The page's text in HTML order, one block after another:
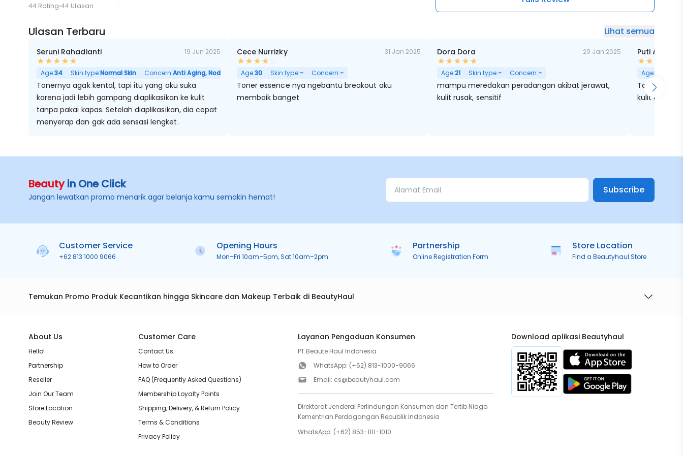
44 Rating 44 Ulasan
Ulasan Terbaru Lihat semua
Seruni Rahadianti 19 Jun 2025
Age:34 Skin type:Normal Skin Concern:Anti Aging, Noda Hitam, Kulit Kering, Pori Besar
Tonernya agak kental, tapi itu yang aku suka
karena jadi lebih gampang diaplikasikan ke kulit
tanpa pakai kapas. Setelah diaplikasikan, dia cepat
menyerap dan gak ada sensasi lengket.
Cece Nurrizky 31 Jan 2025
Age:30 Skin type:- Concern:-
Toner essence nya ngebantu breakout aku
membaik banget
Dora Dora 29 Jan 2025
Age:21 Skin type:- Concern:-
mampu meredakan peradangan akibat jerawat,
kulit rusak, sensitif
Puti A
Age:
Toner
kulit aku
Beautyin One Click
Jangan lewatkan promo menarik agar belanja kamu semakin hemat!
Subscribe
Customer Service
+62 813 1000 9066
Opening Hours
Mon–Fri 10am–5pm, Sat 10am–2pm
Partnership
Online Registration Form
Store Location
Find a Beautyhaul Store
Temukan Promo Produk Kecantikan hingga Skincare dan Makeup Terbaik di BeautyHaul
About Us
Hello!
Partnership
Reseller
Join Our Team
Store Location
Beauty Review
Customer Care
Contact Us
How to Order
FAQ (Frequently Asked Questions)
Membership Loyalty Points
Shipping, Delivery, & Return Policy
Terms & Conditions
Privacy Policy
Layanan Pengaduan Konsumen
PT Beaute Haul Indonesia
WhatsApp: (+62) 813-1000-9066
Email: cs@beautyhaul.com
Direktorat Jenderal Perlindungan Konsumen dan Tertib Niaga
Kementrian Perdagangan Republik Indonesia
WhatsApp: (+62) 853-1111-1010
Download aplikasi Beautyhaul